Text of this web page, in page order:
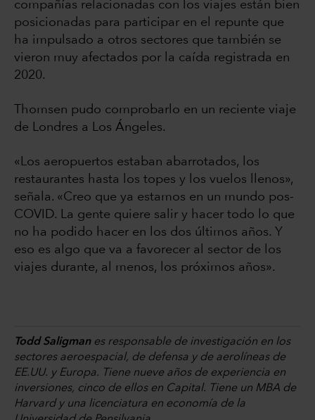
compañías relacionadas con los viajes están bien
posicionadas para participar en el repunte que
ha impulsado a otros sectores que también se
vieron muy afectados por la caída registrada en
2020.
Thomsen pudo comprobarlo en un reciente viaje
de Londres a Los Ángeles.
«Los aeropuertos estaban abarrotados, los
restaurantes hasta los topes y los vuelos llenos»,
señala. «Creo que ya estamos en un mundo pos-
COVID. La gente quiere salir y hacer todo lo que
no ha podido hacer en los dos últimos años. Y
eso es algo que va a favorecer al sector de los
viajes durante, al menos, los próximos años».
Todd Saligmanes responsable de investigación en los
sectores aeroespacial, de defensa y de aerolíneas de
EE.UU. y Europa. Tiene nueve años de experiencia en
inversiones, cinco de ellos en Capital. Tiene un MBA de
Harvard y una licenciatura en economía de la